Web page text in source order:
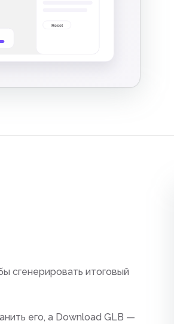
сгенерировать итоговый
его, а Download GLB —